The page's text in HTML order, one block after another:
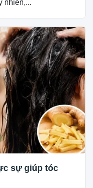
nhiên,...
sự giúp tóc